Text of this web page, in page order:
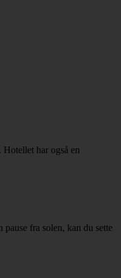
har også en
fra solen, kan du sette